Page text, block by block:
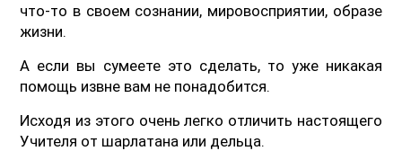
что-то в своем сознании, мировосприятии, образе
жизни.
А если вы сумеете это сделать, то уже никакая
помощь извне вам не понадобится.
Исходя из этого очень легко отличить настоящего
Учителя от шарлатана или дельца.